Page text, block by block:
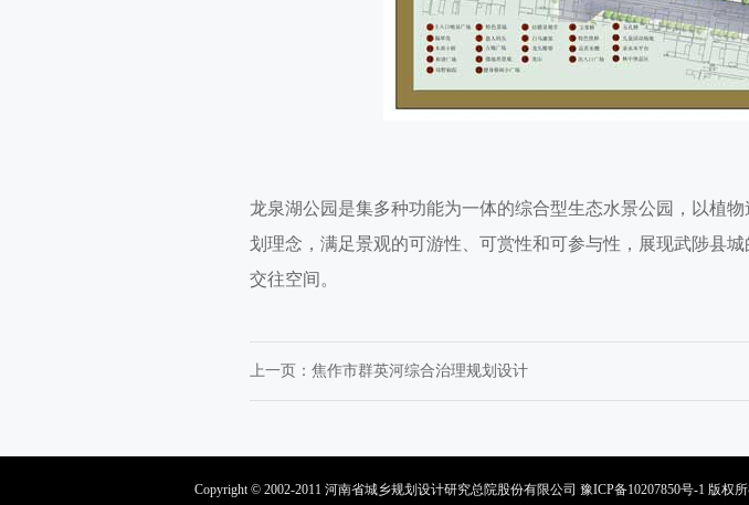
龙泉湖公园是集多种功能为一体的综合型生态水景公园，以植
划理念，满足景观的可游性、可赏性和可参与性，展现武陟县
交往空间。
上一页： 焦作市群英河综合治理规划设计
Copyright © 2002-2011 河南省城乡规划设计研究总院股份有限公司 豫ICP备10207850号-1 版权